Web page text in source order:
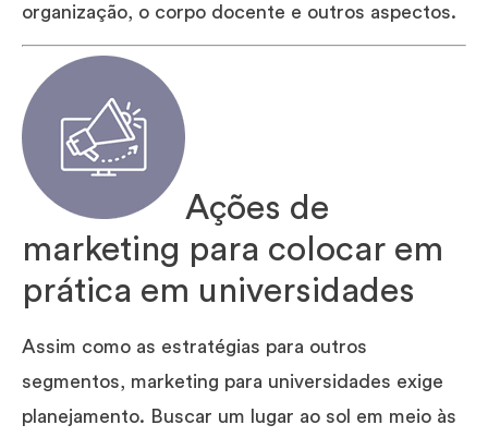
organização, o corpo docente e outros aspectos.
Ações de
marketing para colocar em
prática em universidades
Assim como as estratégias para outros
segmentos, marketing para universidades exige
planejamento. Buscar um lugar ao sol em meio às